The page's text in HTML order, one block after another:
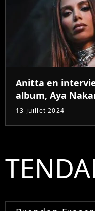
Anitta en
album, Aya
13 juillet 2024